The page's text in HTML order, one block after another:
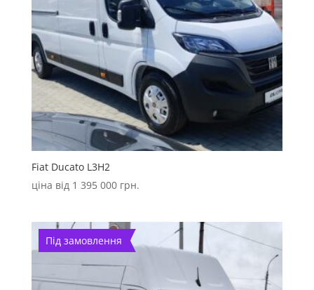
Fiat Ducato L3H2
ціна від 1 395 000 грн.
Під замовлення